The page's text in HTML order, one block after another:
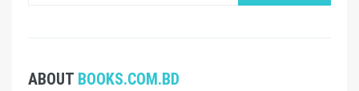
ABOUT BOOKS.COM.BD